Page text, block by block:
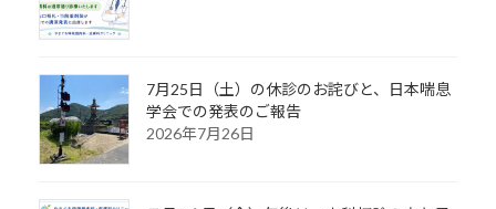
7月25日（土）の休診のお詫びと、日本喘息
学会での発表のご報告
2026年7月26日